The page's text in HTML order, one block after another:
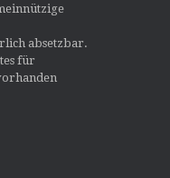
absetzbar.
für